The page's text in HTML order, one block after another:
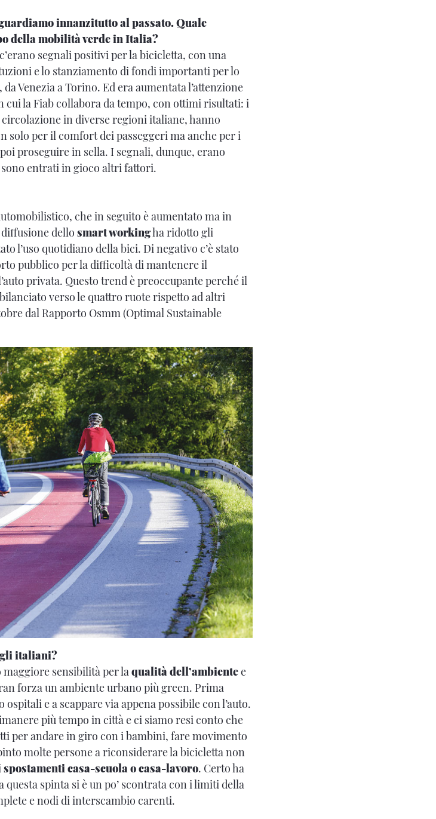
innanzitutto al passato. Quale
della mobilità verde in Italia?
segnali positivi per la bicicletta, con una
e lo stanziamento di fondi importanti per lo
, da Venezia a Torino. Ed era aumentata l’attenzione
cui la Fiab collabora da tempo, con ottimi risultati: i
in diverse regioni italiane, hanno
solo per il comfort dei passeggeri ma anche per i
proseguire in sella. I segnali, dunque, erano
entrati in gioco altri fattori.
che in seguito è aumentato ma in
dello smart workingha ridotto gli
l’uso quotidiano della bici. Di negativo c’è stato
pubblico per la difficoltà di mantenere il
privata. Questo trend è preoccupante perché il
verso le quattro ruote rispetto ad altri
dal Rapporto Osmm (Optimal Sustainable
italiani?
sensibilità per laqualità dell’ambientee
forza un ambiente urbano più green. Prima
e a scappare via appena possibile con l’auto.
più tempo in città e ci siamo resi conto che
per andare in giro con i bambini, fare movimento
molte persone a riconsiderare la bicicletta non
spostamenti casa-scuola o casa-lavoro. Certo ha
spinta si è un po’ scontrata con i limiti della
e nodi di interscambio carenti.